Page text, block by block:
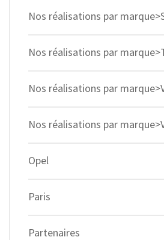
Nos réalisations par
Nos réalisations par
Nos réalisations par
Nos réalisations par
Opel
Paris
Partenaires